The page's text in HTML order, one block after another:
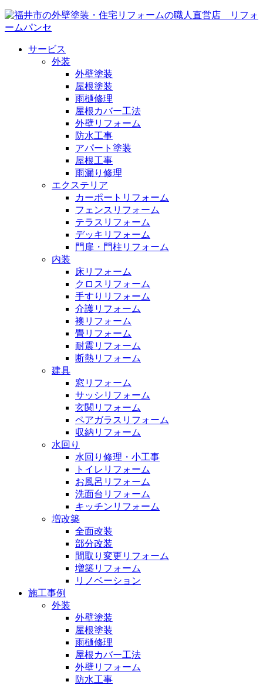
サービス
外装
外壁塗装
屋根塗装
雨樋修理
屋根カバー工法
外壁リフォーム
防水工事
アパート塗装
屋根工事
雨漏り修理
エクステリア
カーポートリフォーム
フェンスリフォーム
テラスリフォーム
デッキリフォーム
門扉・門柱リフォーム
内装
床リフォーム
クロスリフォーム
手すりリフォーム
介護リフォーム
襖リフォーム
畳リフォーム
耐震リフォーム
断熱リフォーム
建具
窓リフォーム
サッシリフォーム
玄関リフォーム
ペアガラスリフォーム
収納リフォーム
水回り
水回り修理・小工事
トイレリフォーム
お風呂リフォーム
洗面台リフォーム
キッチンリフォーム
増改築
全面改装
部分改装
間取り変更リフォーム
増築リフォーム
リノベーション
施工事例
外装
外壁塗装
屋根塗装
雨樋修理
屋根カバー工法
外壁リフォーム
防水工事